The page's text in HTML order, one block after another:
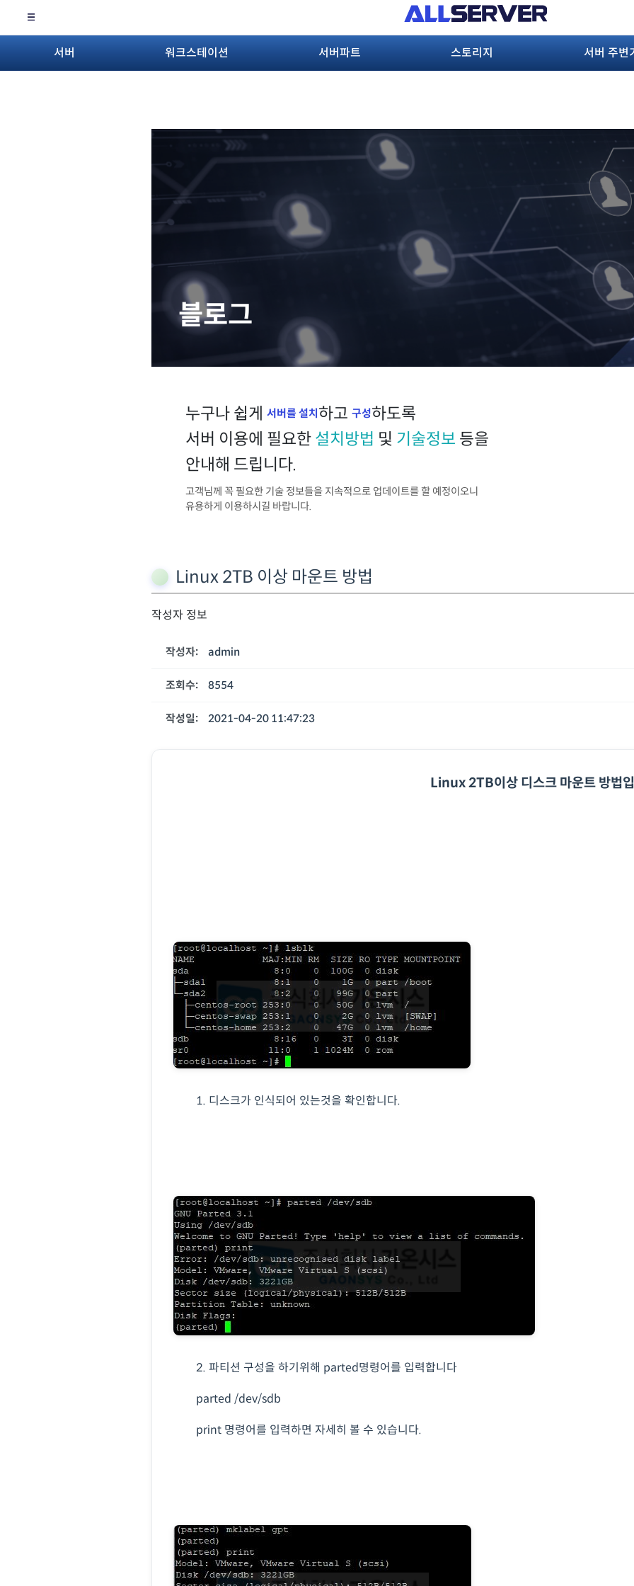
서버 워크스테이션 서버파트 스토리지 서버 주변
블로그
누구나 쉽게 서버를 설치 하고 구성하도록
서버 이용에 필요한 설치방법 및 기술정보 등을
안내해 드립니다.
고객님께 꼭 필요한 기술 정보들을 지속적으로 업데이트를 할 예정이오니
유용하게 이용하시길 바랍니다.
Linux 2TB 이상 마운트 방법
작성자 정보
작성자: admin
조회수: 8554
작성일: 2021-04-20 11:47:23
Linux 2TB이상 디스크 마운트 방법
1. 디스크가 인식되어 있는것을 확인합니다.
2. 파티션 구성을 하기위해 parted명령어를 입력합니다
parted /dev/sdb
print 명령어를 입력하면 자세히 볼 수 있습니다.